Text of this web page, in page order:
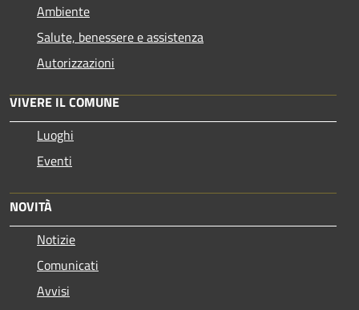
Ambiente
Salute, benessere e assistenza
Autorizzazioni
VIVERE IL COMUNE
Luoghi
Eventi
NOVITÀ
Notizie
Comunicati
Avvisi